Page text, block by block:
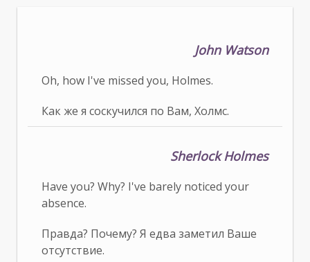
John Watson
Oh, how I've missed you, Holmes.
Как же я соскучился по Вам, Холмс.
Sherlock Holmes
Have you? Why? I've barely noticed your
absence.
Правда? Почему? Я едва заметил Ваше
отсутствие.